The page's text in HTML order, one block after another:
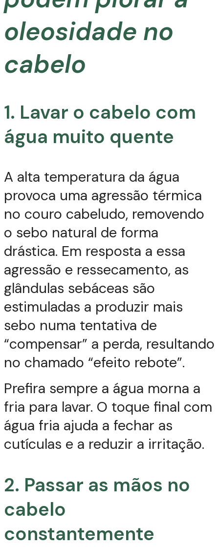
oleosidade no
cabelo
1. Lavar o cabelo com
água muito quente
A alta temperatura da água
provoca uma agressão térmica
no couro cabeludo, removendo
o sebo natural de forma
drástica. Em resposta a essa
agressão e ressecamento, as
glândulas sebáceas são
estimuladas a produzir mais
sebo numa tentativa de
“compensar” a perda, resultando
no chamado “efeito rebote”.
Prefira sempre a água morna a
fria para lavar. O toque final com
água fria ajuda a fechar as
cutículas e a reduzir a irritação.
2. Passar as mãos no
cabelo
constantemente